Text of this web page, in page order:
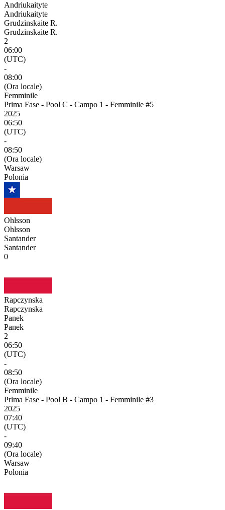
Andriukaityte
Andriukaityte
Grudzinskaite R.
Grudzinskaite R.
2
06:00
(UTC)
-
08:00
(Ora locale)
Femminile
Prima Fase - Pool C - Campo 1 - Femminile #5
2025
06:50
(UTC)
-
08:50
(Ora locale)
Warsaw
Polonia
Ohlsson
Ohlsson
Santander
Santander
0
Rapczynska
Rapczynska
Panek
Panek
2
06:50
(UTC)
-
08:50
(Ora locale)
Femminile
Prima Fase - Pool B - Campo 1 - Femminile #3
2025
07:40
(UTC)
-
09:40
(Ora locale)
Warsaw
Polonia